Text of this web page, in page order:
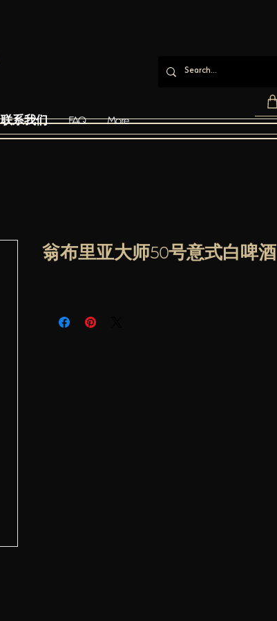
联系我们 FAQ More
翁布里亚大师50号意式白啤酒